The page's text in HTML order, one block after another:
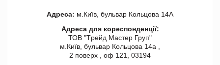
Адреса: м.Київ, бульвар Кольцова 14А
Адреса для кореспонденції:
ТОВ "Tрейд Мастер Груп"
м.Київ, бульвар Кольцова 14а ,
2 поверх , оф 121, 03194